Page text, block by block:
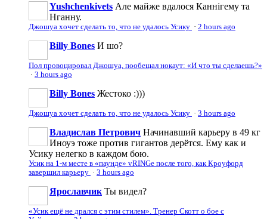
Yushchenkivets Але майже вдалося Каннігему та
Нганну.
Джошуа хочет сделать то, что не удалось Усику · 2 hours ago
Billy Bones И шо?
Пол провоцировал Джошуа, пообещал нокаут: «И что ты сделаешь?»
· 3 hours ago
Billy Bones Жестоко :)))
Джошуа хочет сделать то, что не удалось Усику · 3 hours ago
Владислав Петрович Начинавший карьеру в 49 кг
Иноуэ тоже против гигантов дерётся. Ему как и
Усику нелегко в каждом бою.
Усик на 1-м месте в «паунде» vRINGe после того, как Кроуфорд
завершил карьеру · 3 hours ago
Ярославчик Ты видел?
«Усик ещё не дрался с этим стилем». Тренер Скотт о бое с